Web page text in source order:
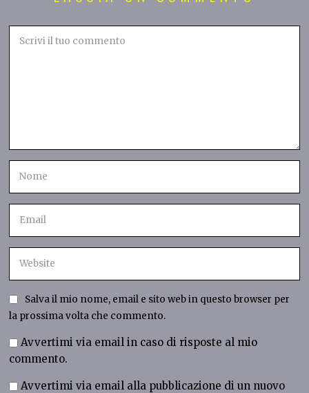
Salva il mio nome, email e sito web in questo browser per
la prossima volta che commento.
Avvertimi via email in caso di risposte al mio
commento.
Avvertimi via email alla pubblicazione di un nuovo